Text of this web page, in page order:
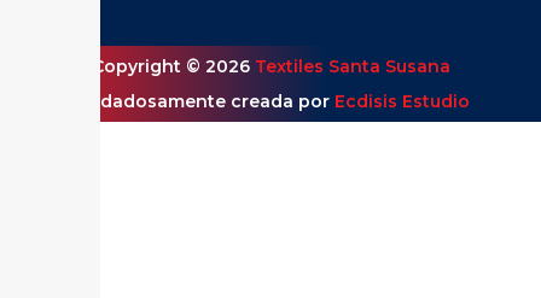
Copyright © 2026 Textiles Santa Susana
Cuidadosamente creada por Ecdisis Estudio